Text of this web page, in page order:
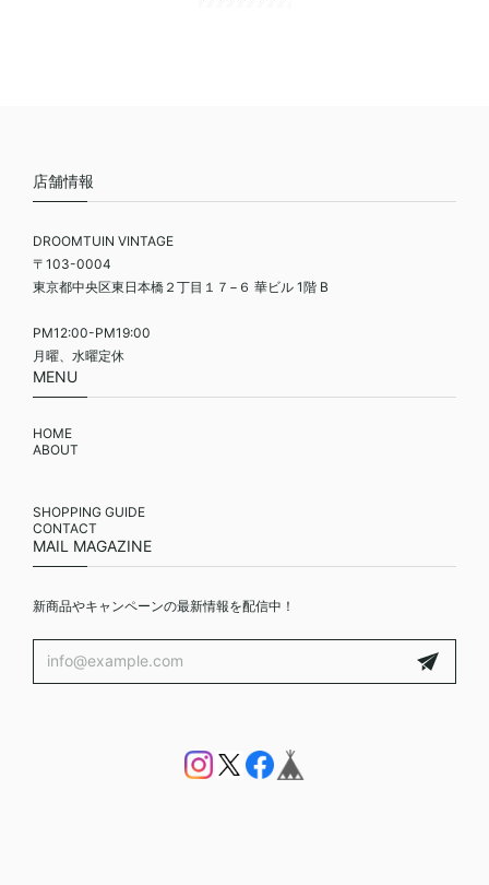
店舗情報
DROOMTUIN VINTAGE
〒103-0004
東京都中央区東日本橋２丁目１７−６ 華ビル 1階 B
PM12:00-PM19:00
月曜、水曜定休
MENU
HOME
ABOUT
SHOPPING GUIDE
CONTACT
MAIL MAGAZINE
新商品やキャンペーンの最新情報を配信中！